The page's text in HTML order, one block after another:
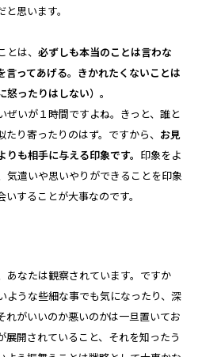
思います。
は、 必ずしも本当のことは言わな
言ってあげる。きかれたくないことは
ったりはしない）。
ぜいが１時間ですよね。きっと、誰と
り寄ったりのはず。ですから、 お見
も相手に与える印象です。 印象をよ
気遣いや思いやりができることを印象
することが大事なのです。
あなたは観察されています。ですか
ような些細な事でも気になったり、深
れがいいのか悪いのかは一旦置いてお
展開されていること、それを知ったう